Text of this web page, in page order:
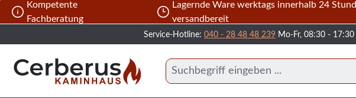
Hauptinhalt springen
Zur Suche springen
Zur Hauptnavigation springen
Kompetente
Fachberatung
Lagernde Ware werktags innerhalb 24
versandbereit
Service-Hotline: 040 - 28 48 48 239 Mo-Fr, 08:30 -